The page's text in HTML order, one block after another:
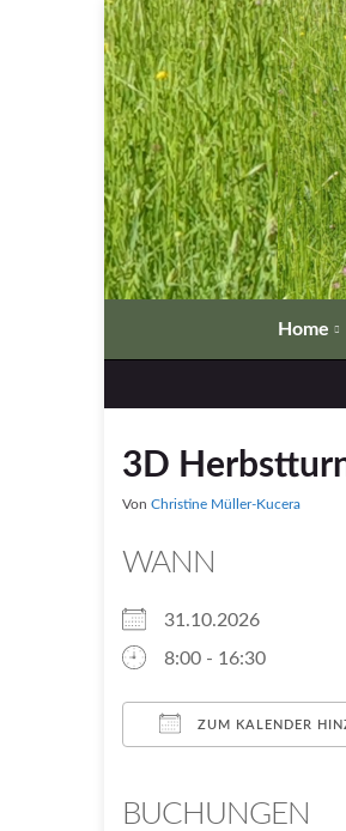
Home
3D
Von Christine Müller-Kucera
WANN
31.10.2026
8:00 - 16:30
ZUM KALENDER
BUCHUNGEN